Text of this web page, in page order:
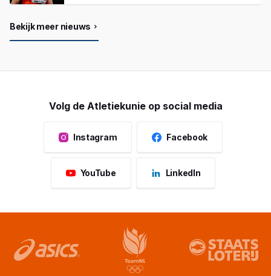
Bekijk meer nieuws
Volg de Atletiekunie op social media
Instagram Facebook
YouTube LinkedIn